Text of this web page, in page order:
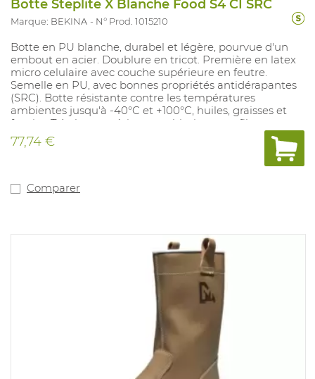
Botte Steplite X Blanche Food S4 CI SRC
Marque: BEKINA N° Prod. 1015210
Botte en PU blanche, durabel et légère, pourvue d'un
embout en acier. Doublure en tricot. Première en latex
micro celulaire avec couche supérieure en feutre.
Semelle en PU, avec bonnes propriétés antidérapantes
(SRC). Botte résistante contre les températures
ambientes jusqu'à -40°C et +100°C, huiles, graisses et
fumier. Très bonne résistance chimique, profile
antidérapant amélioré, embout élevé et modèle plus
large.
77,74 €
Comparer